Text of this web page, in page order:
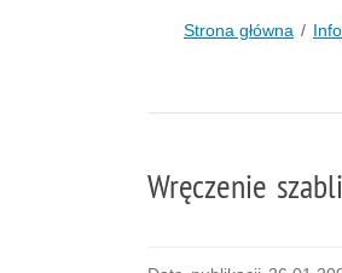
Strona główna
Wręczenie